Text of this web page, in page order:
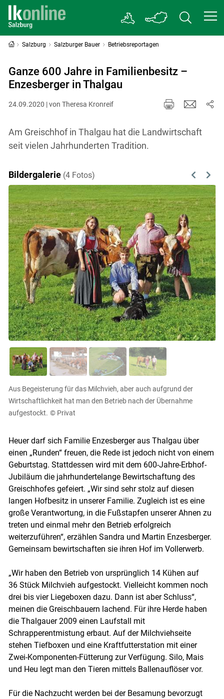
Skip to main content
Salzburg Salzburger Bauer Betriebsreportagen
Ganze 600 Jahre in Familienbesitz –
Enzesberger in Thalgau
24.09.2020 | von Theresa Kronreif
Am Greischhof in Thalgau hat die Landwirtschaft
seit vielen Jahrhunderten Tradition.
Bildergalerie (4 Fotos) Previous
Next
Aus Begeisterung für das Milchvieh, aber auch aufgrund der
Wirtschaftlichkeit hat man den Betrieb nach der Übernahme
aufgestockt. © Privat
Heuer darf sich Familie Enzesberger aus Thalgau über
einen „Runden“ freuen, die Rede ist jedoch nicht von einem
Geburtstag. Stattdessen wird mit dem 600-Jahre-Erbhof-
Jubiläum die jahrhundertelange Bewirtschaftung des
Greischhofes gefeiert. „Wir sind sehr stolz auf diesen
langen Hofbesitz in unserer Familie. Zugleich ist es eine
große Verantwortung, in die Fußstapfen unserer Ahnen zu
treten und einmal mehr den Betrieb erfolgreich
weiterzuführen“, erzählen Sandra und Martin Enzesberger.
Gemeinsam bewirtschaften sie ihren Hof im Vollerwerb.
„Wir haben den Betrieb von ursprünglich 14 Kühen auf
36 Stück Milchvieh aufgestockt. Vielleicht kommen noch
drei bis vier Liegeboxen dazu. Dann ist aber Schluss“,
meinen die Greischbauern lachend. Für ihre Herde haben
die Thalgauer 2009 einen Laufstall mit
Schrapperentmistung erbaut. Auf der Milchviehseite
stehen Tiefboxen und eine Kraftfutterstation mit einer
Zwei-Komponenten-Fütterung zur Verfügung. Silo, Mais
und Heu legt man den Tieren mittels Ballenauflöser vor.
Für die Nachzucht werden bei der Besamung bevorzugt